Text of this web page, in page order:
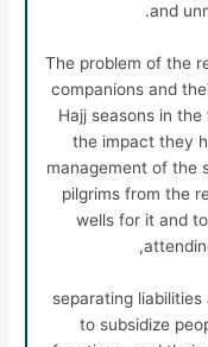
and
The problem of the
companions and
Hajj seasons in
the impact they
management of the
pilgrims from the
wells for it and
separating
to subsidize